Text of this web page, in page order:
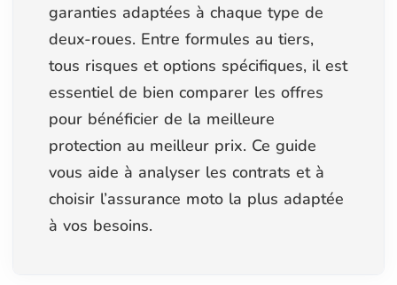
garanties adaptées à chaque type de
deux-roues. Entre formules au tiers,
tous risques et options spécifiques, il est
essentiel de bien comparer les offres
pour bénéficier de la meilleure
protection au meilleur prix. Ce guide
vous aide à analyser les contrats et à
choisir l’assurance moto la plus adaptée
à vos besoins.